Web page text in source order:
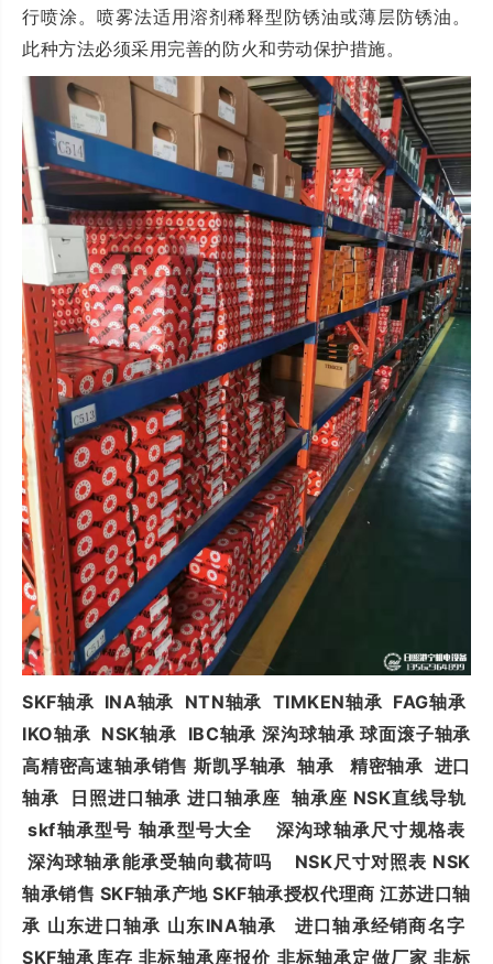
行喷涂。喷雾法适用溶剂稀释型防锈油或薄层防锈油。
此种方法必须采用完善的防火和劳动保护措施。
SKF轴承 INA轴承 NTN轴承 TIMKEN轴承 FAG轴承
IKO轴承 NSK轴承 IBC轴承 深沟球轴承 球面滚子轴承
高精密高速轴承销售 斯凯孚轴承 轴承 精密轴承 进口
轴承 日照进口轴承 进口轴承座 轴承座 NSK直线导轨
skf轴承型号 轴承型号大全 深沟球轴承尺寸规格表
深沟球轴承能承受轴向载荷吗 NSK尺寸对照表 NSK
轴承销售 SKF轴承产地 SKF轴承授权代理商 江苏进口轴
承 山东进口轴承 山东INA轴承 进口轴承经销商名字
SKF轴承库存 非标轴承座报价 非标轴承定做厂家 非标